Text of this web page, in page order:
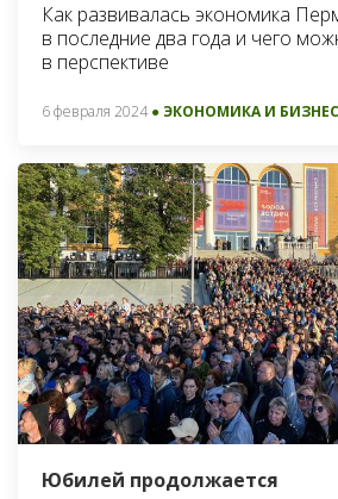
Как развивалась экономика
в последние два года и чего
в перспективе
6 февраля 2024● ЭКОНОМИКА И БИЗНЕС
Юбилей продолжается